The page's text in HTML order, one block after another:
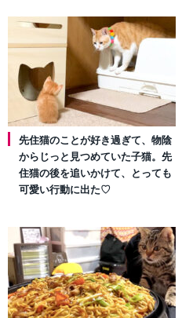
先住猫のことが好き過ぎて、物陰
からじっと見つめていた子猫。先
住猫の後を追いかけて、とっても
可愛い行動に出た♡